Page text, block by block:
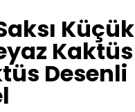
Küçük
Kaktüs
Desenli